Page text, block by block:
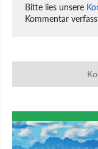
Bitte lies unsere
Kommentar